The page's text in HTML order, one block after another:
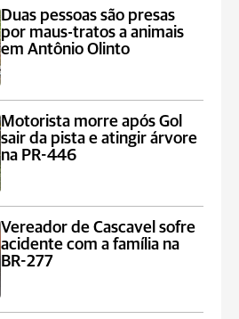
Duas pessoas são presas
por maus-tratos a animais
em Antônio Olinto
Motorista morre após Gol
sair da pista e atingir árvore
na PR-446
Vereador de Cascavel sofre
acidente com a família na
BR-277